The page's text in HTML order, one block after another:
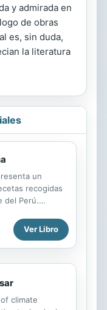
y admirada en
de obras
es, sin duda,
la literatura
un
recogidas
del Perú.
-
intervienen en
campesina
ha preservado
dentro de lo
de la
Ver Libro
climate